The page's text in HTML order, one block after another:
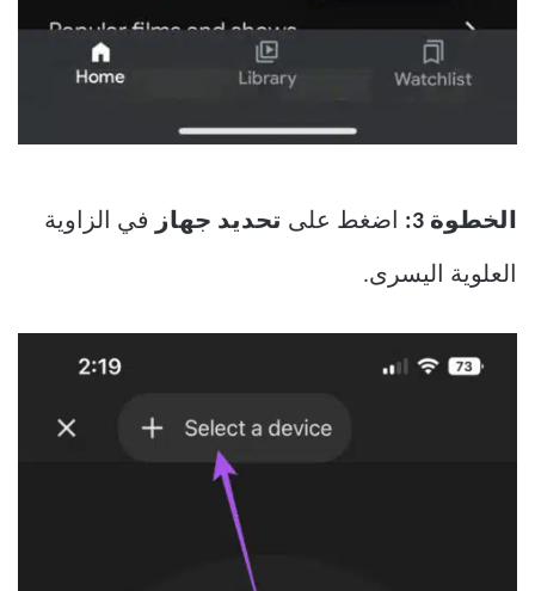
الخطوة 3: اضغط على تحديد جهاز في الزاوية
العلوية اليسرى.